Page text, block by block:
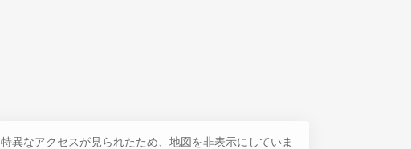
特異なアクセスが見られたため、地図を非表示にしていま